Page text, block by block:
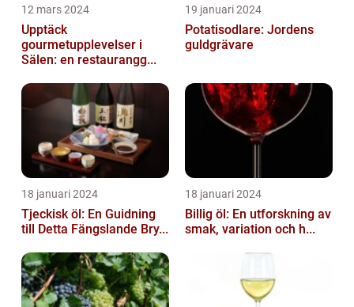
12 mars 2024
Upptäck
gourmetupplevelser i
Sälen: en restaurangg...
19 januari 2024
Potatisodlare: Jordens
guldgrävare
18 januari 2024
Tjeckisk öl: En Guidning
till Detta Fängslande Bry...
18 januari 2024
Billig öl: En utforskning av
smak, variation och h...